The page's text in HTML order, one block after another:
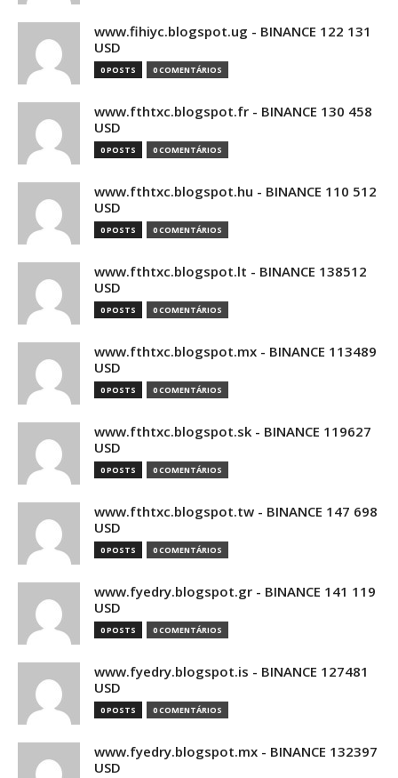
www.fihiyc.blogspot.ug - BINANCE 122 131
USD
0 POSTS 0 COMENTÁRIOS
www.fthtxc.blogspot.fr - BINANCE 130 458
USD
0 POSTS 0 COMENTÁRIOS
www.fthtxc.blogspot.hu - BINANCE 110 512
USD
0 POSTS 0 COMENTÁRIOS
www.fthtxc.blogspot.lt - BINANCE 138512
USD
0 POSTS 0 COMENTÁRIOS
www.fthtxc.blogspot.mx - BINANCE 113489
USD
0 POSTS 0 COMENTÁRIOS
www.fthtxc.blogspot.sk - BINANCE 119627
USD
0 POSTS 0 COMENTÁRIOS
www.fthtxc.blogspot.tw - BINANCE 147 698
USD
0 POSTS 0 COMENTÁRIOS
www.fyedry.blogspot.gr - BINANCE 141 119
USD
0 POSTS 0 COMENTÁRIOS
www.fyedry.blogspot.is - BINANCE 127481
USD
0 POSTS 0 COMENTÁRIOS
www.fyedry.blogspot.mx - BINANCE 132397
USD